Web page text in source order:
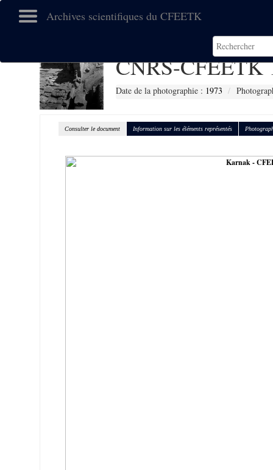
Archives scientifiques du CFEETK
CNRS-CFEETK
Date de la photographie : 1973
Consulter le document Information sur les éléments représentés